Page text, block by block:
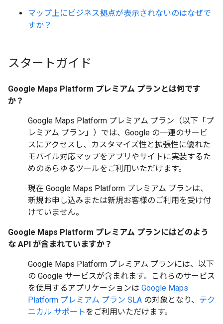
マップ上にビジネス拠点が表示されないのはなぜで
すか？
スタートガイド
Google Maps Platform プレミアム プランとは何です
か？
Google Maps Platform プレミアム プラン（以下「プ
レミアム プラン」 ）では、Google の一連のサービ
スにアクセスし、カスタマイズ性と拡張性に優れた
モバイル対応マップをアプリやサイトに実装するた
めのあらゆるツールをご利用いただけます。
現在 Google Maps Platform プレミアム プランは、
新規お申し込みまたは新規お客様のご利用を受け付
けていません。
Google Maps Platform プレミアム プランにはどのよう
な API が含まれていますか？
Google Maps Platform プレミアム プランには、以下
の Google サービスが含まれます。これらのサービス
を使用するアプリケーションは Google Maps
Platform プレミアム プラン SLA の対象となり、 テク
ニカル サポートをご利用いただけます。